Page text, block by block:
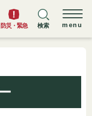
防災・緊急 検索 menu